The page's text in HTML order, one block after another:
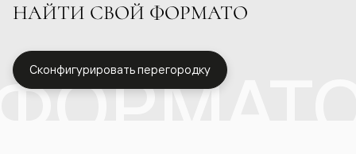
НАЙТИ СВОЙ ФОРМАТО
Сконфигурировать перегородку